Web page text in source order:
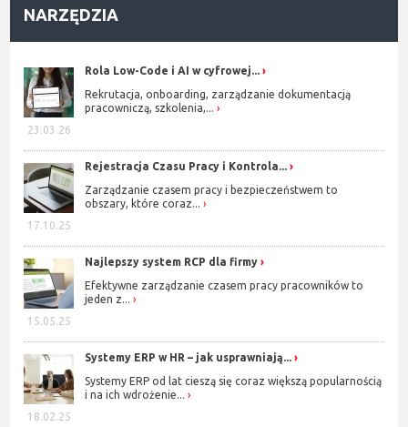
NARZĘDZIA
23.03.26
Rola Low-Code i AI w cyfrowej...
Rekrutacja, onboarding, zarządzanie dokumentacją
pracowniczą, szkolenia,...
17.10.25
Rejestracja Czasu Pracy i Kontrola...
Zarządzanie czasem pracy i bezpieczeństwem to
obszary, które coraz...
15.05.25
Najlepszy system RCP dla firmy
Efektywne zarządzanie czasem pracy pracowników to
jeden z...
18.02.25
Systemy ERP w HR – jak usprawniają...
Systemy ERP od lat cieszą się coraz większą popularnością
i na ich wdrożenie...